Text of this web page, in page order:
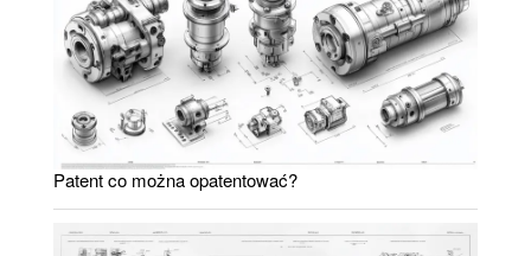
Patent co można opatentować?